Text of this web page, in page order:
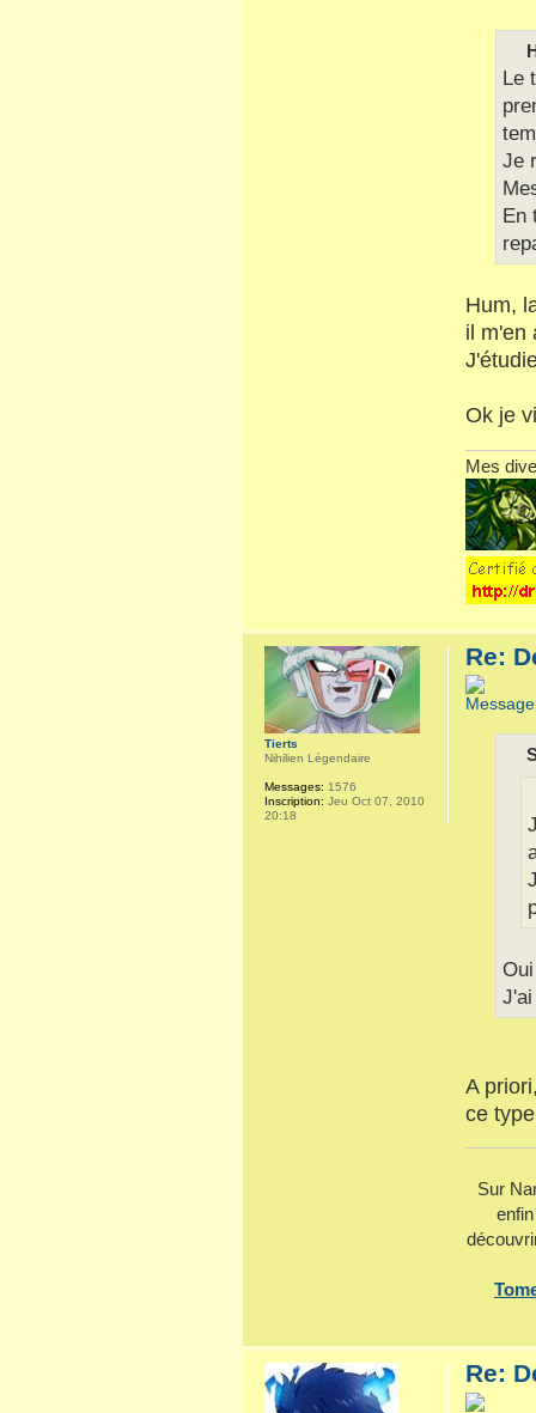
Le
Je
En
Hum,
il m'en
Ok je
Mes
Re:
A
ce
Sur
Tierts
Nihilien Légendaire
Messages: 1576
Inscription: Jeu Oct 07, 2010
20:18
Re: